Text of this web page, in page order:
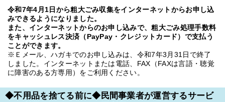
令和7年4月1日から粗大ごみ収集をインターネットからお申し込
みできるようになりました。
また、インターネットからのお申し込みで、粗大ごみ処理手数料
をキャッシュレス決済（PayPay・クレジットカード）で支払う
ことができます。
※Ｅメール、ハガキでのお申し込みは、令和7年3月31日で終了
しました。インターネットまたは電話、FAX（FAXは言語・聴覚
に障害のある方専用）をご利用ください。
◆不用品を捨てる前に◆民間事業者が運営するサービ